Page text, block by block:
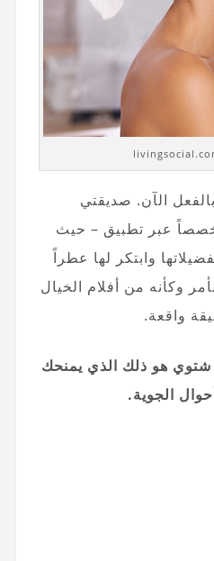
الآن. صديقتي
عبر تطبيق – حيث
وابتكر لها عطراً
وكأنه من أفلام الخيال
واقعة.
هو ذلك الذي يمنحك
الجوية.